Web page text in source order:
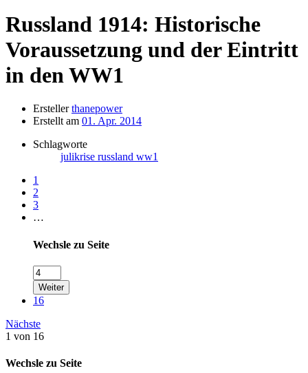
Russland 1914: Historische
Voraussetzung und der Eintritt
in den WW1
Ersteller thanepower
Erstellt am 01. Apr. 2014
Schlagworte
julikrise russland ww1
1
2
3
…
Wechsle zu Seite
Weiter
16
Nächste
1 von 16
Wechsle zu Seite